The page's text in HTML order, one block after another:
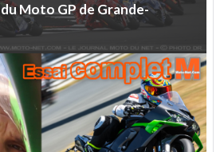
duMotoGPdeGrande-